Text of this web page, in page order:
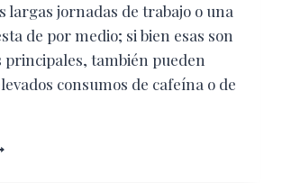
largas jornadas de trabajo o una
de por medio; si bien esas son
principales, también pueden
consumos de cafeína o de